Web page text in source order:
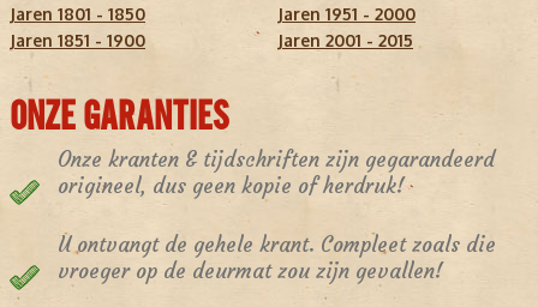
Jaren 1801 - 1850
Jaren 1851 - 1900
Jaren 1951 - 2000
Jaren 2001 - 2015
ONZE GARANTIES
Onze kranten & tijdschriften zijn gegarandeerd
origineel, dus geen kopie of herdruk!
U ontvangt de gehele krant. Compleet zoals die
vroeger op de deurmat zou zijn gevallen!